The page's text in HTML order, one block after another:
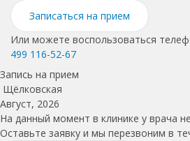
Записаться на прием
Или можете воспользоваться
499 116-52-67
Запись на прием
Щёлковская
Август, 2026
На данный момент в клинике у врача
Оставьте заявку и мы перезвоним в